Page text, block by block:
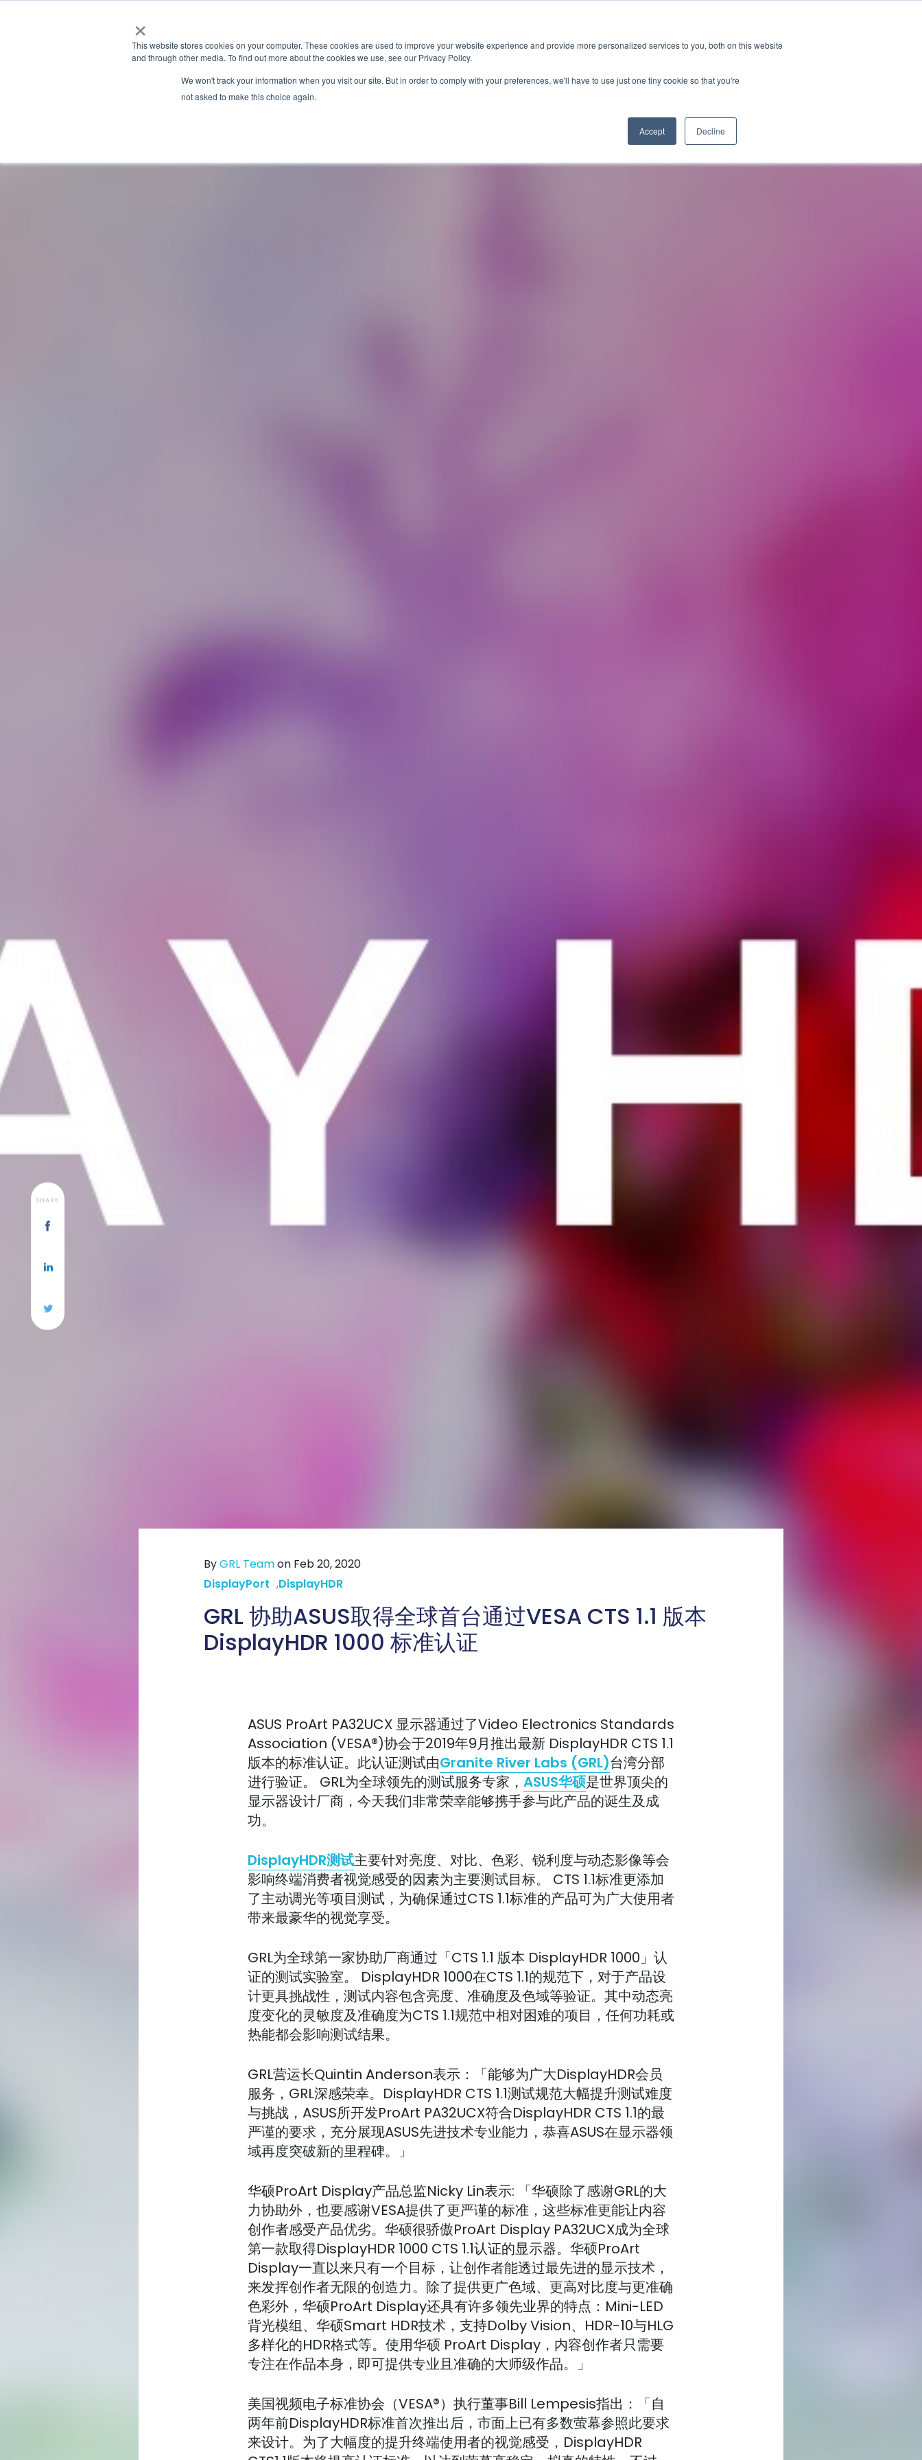
×
This website stores cookies on your computer. These cookies are used to improve your website experience and provide more personalized services to you, both on this website
and through other media. To find out more about the cookies we use, see our Privacy Policy.
We won't track your information when you visit our site. But in order to comply with your preferences, we'll have to use just one tiny cookie so that you're
not asked to make this choice again.
Accept Decline
应用 市场准入服务
ByGRL Teamon Feb 20, 2020
DisplayPort ,DisplayHDR
GRL 协助ASUS取得全球首台通过VESA CTS 1.1 版本
DisplayHDR 1000 标准认证
SHARE
ASUS ProArt PA32UCX 显示器通过了Video Electronics Standards
Association (VESA®)协会于2019年9月推出最新 DisplayHDR CTS 1.1
版本的标准认证。此认证测试由Granite River Labs (GRL)台湾分部
进行验证。 GRL为全球领先的测试服务专家， ASUS华硕是世界顶尖的
显示器设计厂商，今天我们非常荣幸能够携手参与此产品的诞生及成
功。
DisplayHDR测试主要针对亮度、对比、色彩、锐利度与动态影像等会
影响终端消费者视觉感受的因素为主要测试目标。 CTS 1.1标准更添加
了主动调光等项目测试，为确保通过CTS 1.1标准的产品可为广大使用者
带来最豪华的视觉享受。
GRL为全球第一家协助厂商通过「CTS 1.1 版本 DisplayHDR 1000」认
证的测试实验室。 DisplayHDR 1000在CTS 1.1的规范下，对于产品设
计更具挑战性，测试内容包含亮度、准确度及色域等验证。其中动态亮
度变化的灵敏度及准确度为CTS 1.1规范中相对困难的项目，任何功耗或
热能都会影响测试结果。
GRL营运长Quintin Anderson表示：「能够为广大DisplayHDR会员
服务，GRL深感荣幸。DisplayHDR CTS 1.1测试规范大幅提升测试难度
与挑战，ASUS所开发ProArt PA32UCX符合DisplayHDR CTS 1.1的最
严谨的要求，充分展现ASUS先进技术专业能力，恭喜ASUS在显示器领
域再度突破新的里程碑。」
华硕ProArt Display产品总监Nicky Lin表示: 「华硕除了感谢GRL的大
力协助外，也要感谢VESA提供了更严谨的标准，这些标准更能让内容
创作者感受产品优劣。华硕很骄傲ProArt Display PA32UCX成为全球
第一款取得DisplayHDR 1000 CTS 1.1认证的显示器。华硕ProArt
Display一直以来只有一个目标，让创作者能透过最先进的显示技术，
来发挥创作者无限的创造力。除了提供更广色域、更高对比度与更准确
色彩外，华硕ProArt Display还具有许多领先业界的特点：Mini-LED
背光模组、华硕Smart HDR技术，支持Dolby Vision、HDR-10与HLG
多样化的HDR格式等。使用华硕 ProArt Display，内容创作者只需要
专注在作品本身，即可提供专业且准确的大师级作品。」
美国视频电子标准协会（VESA®）执行董事Bill Lempesis指出：「自
两年前DisplayHDR标准首次推出后，市面上已有多数萤幕参照此要求
来设计。为了大幅度的提升终端使用者的视觉感受，DisplayHDR